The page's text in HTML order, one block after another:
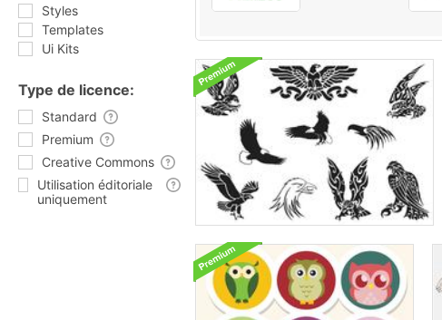
Styles
Templates
Ui Kits
Type de licence:
Standard
Premium
Creative Commons
Utilisation éditoriale
uniquement